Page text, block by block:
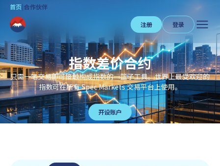
首页|合作伙伴
注册 登录
指数差价合约
只需一笔交易即可接触构成指数的一篮子工具。世界上最受欢迎的
指数可在所有 Spec Markets 交易平台上使用。
开设账户